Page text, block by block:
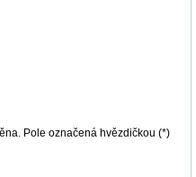
Pole označená hvězdičkou (*)